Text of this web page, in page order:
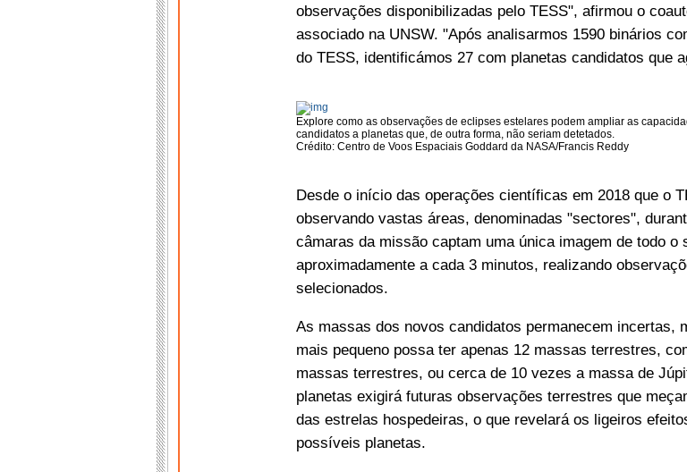
observações disponibilizadas pelo TESS", afirmou o
associado na UNSW. "Após analisarmos 1590 binários
do TESS, identificámos 27 com planetas candidatos que
Explore como as observações de eclipses estelares podem ampliar as
candidatos a planetas que, de outra forma, não seriam detetados.
Crédito: Centro de Voos Espaciais Goddard da NASA/Francis Reddy
Desde o início das operações científicas em 2018 que o
observando vastas áreas, denominadas "sectores",
câmaras da missão captam uma única imagem de todo o
aproximadamente a cada 3 minutos, realizando
selecionados.
As massas dos novos candidatos permanecem incertas,
mais pequeno possa ter apenas 12 massas terrestres,
massas terrestres, ou cerca de 10 vezes a massa de
planetas exigirá futuras observações terrestres que
das estrelas hospedeiras, o que revelará os ligeiros
possíveis planetas.